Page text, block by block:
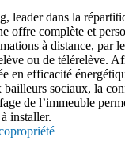
leader dans la
offre complète et
à distance, par
ou de télérelève.
en efficacité
bailleurs sociaux, la
de l’immeuble
installer.